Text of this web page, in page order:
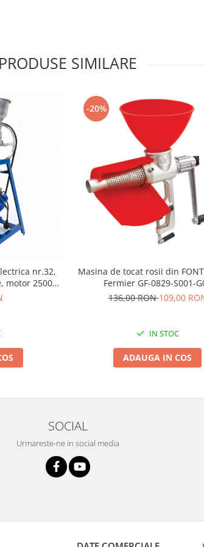
PRODUSE SIMILARE
nr.32,
motor 2500W
-20%
Masina de tocat rosii din
Fermier GF-0829-S001-
136,00 RON109,00
IN STOC
ADAUGA IN COS
SOCIAL
Urmareste-ne in social media